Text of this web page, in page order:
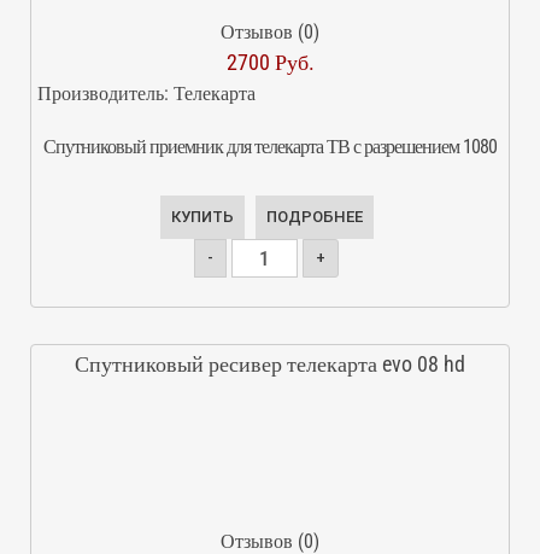
Отзывов (0)
2700 Руб.
Производитель: Телекарта
Спутниковый приемник для телекарта ТВ с разрешением 1080
КУПИТЬ ПОДРОБНЕЕ
- +
Спутниковый ресивер телекарта evo 08 hd
Отзывов (0)